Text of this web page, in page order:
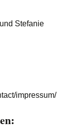
Stefanie
impressum/